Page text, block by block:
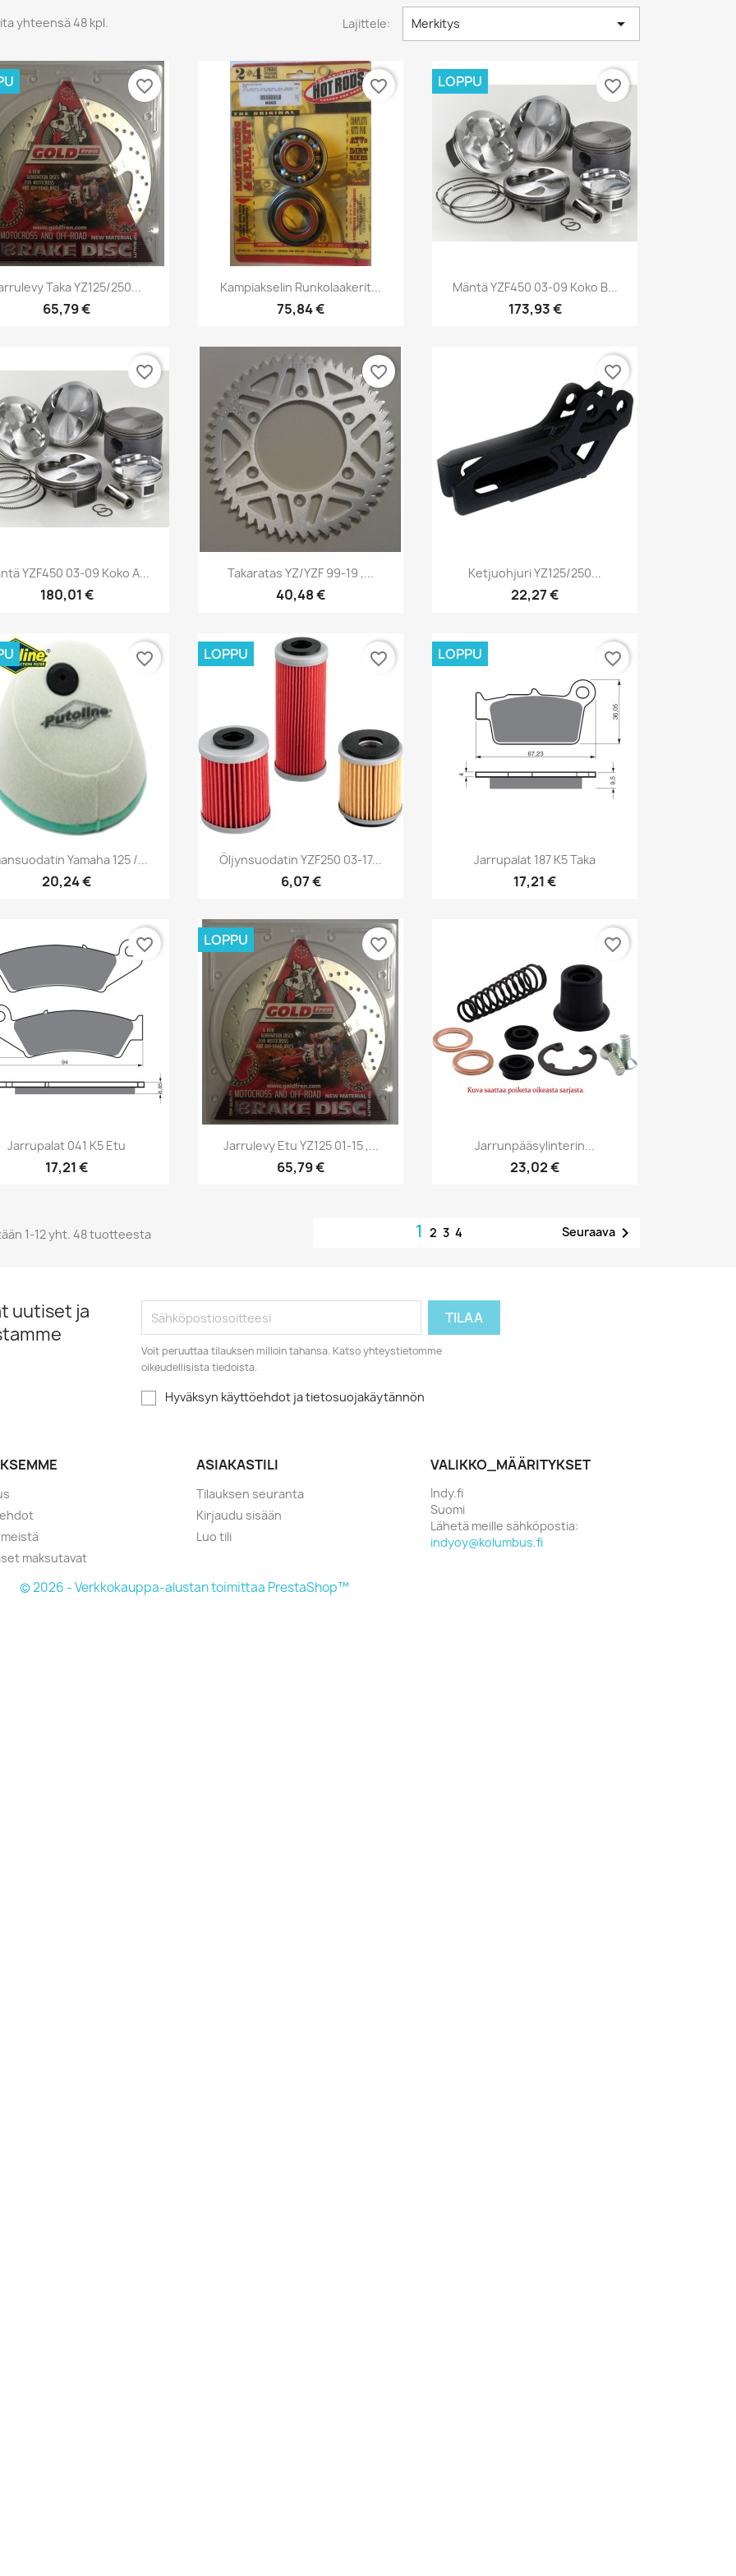
yhteensä 48 kpl. Lajittele: Merkitys 
Pikakatselu
Taka YZ125/250...
65,79 €
favorite_border
Pikakatselu
Kampiakselin Runkolaakerit...
75,84 €
favorite_border
Pikakatselu
Mäntä YZF450 03-09 Koko B...
173,93 €
LOPPU favorite_border
Pikakatselu
YZF450 03-09 Koko A...
180,01 €
favorite_border
Pikakatselu
Takaratas YZ/YZF 99-19 ,...
40,48 €
favorite_border
Pikakatselu
Ketjuohjuri YZ125/250...
22,27 €
favorite_border
Pikakatselu
Yamaha 125 /...
20,24 €
favorite_border
Pikakatselu
Öljynsuodatin YZF250 03-17...
6,07 €
LOPPU favorite_border
Pikakatselu
Jarrupalat 187 K5 Taka
17,21 €
LOPPU favorite_border
Pikakatselu
Jarrupalat 041 K5 Etu
17,21 €
favorite_border
Pikakatselu
Jarrulevy Etu YZ125 01-15 ,...
65,79 €
LOPPU favorite_border
Pikakatselu
Jarrunpääsylinterin...
23,02 €
favorite_border
1-12 yht. 48 tuotteesta 1234 Seuraava
uutiset ja
Voit peruuttaa tilauksen milloin tahansa. Katso yhteystietomme
oikeudellisista tiedoista.
Hyväksyn käyttöehdot ja tietosuojakäytännön
maksutavat
ASIAKASTILI
Tilauksen seuranta
Kirjaudu sisään
Luo tili
VALIKKO_MÄÄRITYKSET
Indy.fi
Suomi
Lähetä meille sähköpostia:
indyoy@kolumbus.fi
© 2026 - Verkkokauppa-alustan toimittaa PrestaShop™